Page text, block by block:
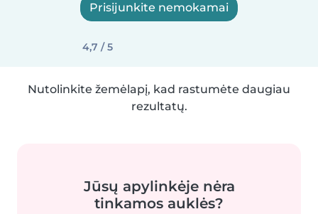
Prisijunkite nemokamai
4,7 / 5
Nutolinkite žemėlapį, kad rastumėte daugiau
rezultatų.
Jūsų apylinkėje nėra
tinkamos auklės?